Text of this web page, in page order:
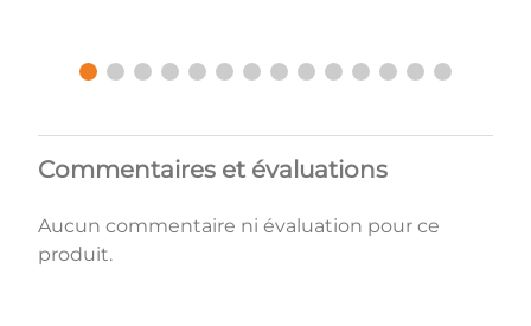
Commentaires et évaluations
Aucun commentaire ni évaluation pour ce
produit.